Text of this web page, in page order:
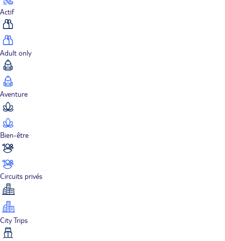
Actif
Adult only
Aventure
Bien-être
Circuits privés
City Trips